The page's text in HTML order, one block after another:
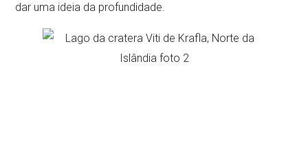
dar uma ideia da profundidade.